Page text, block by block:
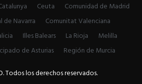
Ceuta
Comunidad de Madrid
de Navarra
Comunitat Valenciana
Illes Balears La Rioja
Melilla
de Asturias
Región de Murcia
Todos los derechos reservados.